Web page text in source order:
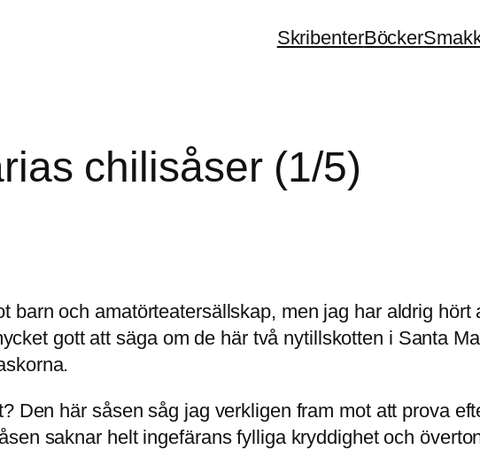
SkribenterBöcker
chilisåser (1/5)
barn och amatörteatersällskap, men jag har aldrig hört
gott att säga om de här två nytillskotten i Santa
Den här såsen såg jag verkligen fram mot att prova
saknar helt ingefärans fylliga kryddighet och